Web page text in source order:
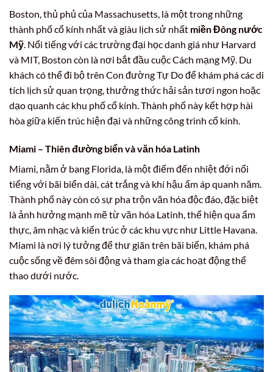
Boston, thủ phủ của Massachusetts, là một trong những
thành phố cổ kính nhất và giàu lịch sử nhất miền Đông nước
Mỹ. Nổi tiếng với các trường đại học danh giá như Harvard
và MIT, Boston còn là nơi bắt đầu cuộc Cách mạng Mỹ. Du
khách có thể đi bộ trên Con đường Tự Do để khám phá các di
tích lịch sử quan trọng, thưởng thức hải sản tươi ngon hoặc
dạo quanh các khu phố cổ kính. Thành phố này kết hợp hài
hòa giữa kiến trúc hiện đại và những công trình cổ kính.
Miami – Thiên đường biển và văn hóa Latinh
Miami, nằm ở bang Florida, là một điểm đến nhiệt đới nổi
tiếng với bãi biển dài, cát trắng và khí hậu ấm áp quanh năm.
Thành phố này còn có sự pha trộn văn hóa độc đáo, đặc biệt
là ảnh hưởng mạnh mẽ từ văn hóa Latinh, thể hiện qua ẩm
thực, âm nhạc và kiến trúc ở các khu vực như Little Havana.
Miami là nơi lý tưởng để thư giãn trên bãi biển, khám phá
cuộc sống về đêm sôi động và tham gia các hoạt động thể
thao dưới nước.